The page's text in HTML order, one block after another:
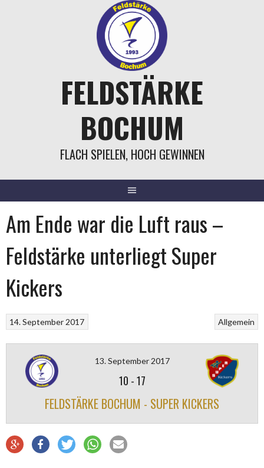
FELDSTÄRKE
BOCHUM
FLACH SPIELEN, HOCH GEWINNEN
Am Ende war die Luft raus –
Feldstärke unterliegt Super
Kickers
Allgemein
14. September 2017
13. September 2017
10 -17
FELDSTÄRKE BOCHUM - SUPER KICKERS